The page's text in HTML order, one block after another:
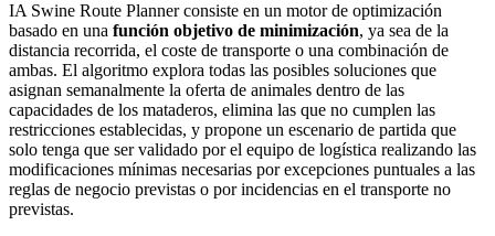
IA Swine Route Plannerconsiste en un motor de optimización
basado en una función objetivo de minimización, ya sea de la
distancia recorrida, el coste de transporte o una combinación de
ambas. El algoritmo explora todas las posibles soluciones que
asignan semanalmente la oferta de animales dentro de las
capacidades de los mataderos, elimina las que no cumplen las
restricciones establecidas, y propone un escenario de partida que
solo tenga que ser validado por el equipo de logística realizando las
modificaciones mínimas necesarias por excepciones puntuales a las
reglas de negocio previstas o por incidencias en el transporte no
previstas.